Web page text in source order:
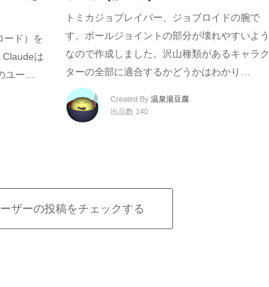
ード）を
Claudeは
ユー…
トミカジョブレイバー、ジョブロイドの腕で
す。ボールジョイントの部分が壊れやすいよう
なので作成しました。沢山種類があるキャラク
ターの全部に適合するかどうかはわかり…
Created By 温泉湯豆腐
出品数 140
ザーの投稿をチェックする